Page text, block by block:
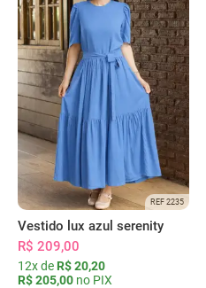
REF 2235
Vestido lux azul serenity
R$ 209,00
12x de R$ 20,20
R$ 205,00 no PIX